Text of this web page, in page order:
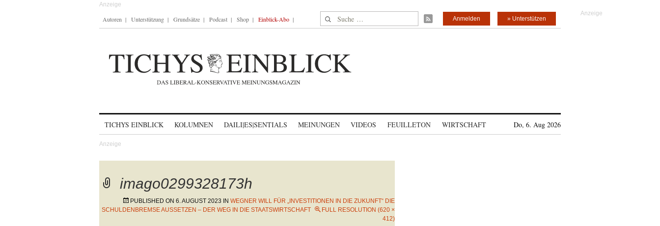
Autoren Unterstützung Grundsätze Podcast Shop Einblick-Abo Suche nach: » Unterstützen
Anmelden
TICHYS EINBLICK KOLUMNEN DAILI|ES|SENTIALS MEINUNGEN VIDEOS FEUILLETON WIRTSCHAFT Do, 6. Aug 2026
imago0299328173h
PUBLISHED ON 6. AUGUST 2023 IN WEGNER WILL FÜR „INVESTITIONEN IN DIE ZUKUNFT“ DIE
SCHULDENBREMSE AUSSETZEN – DER WEG IN DIE STAATSWIRTSCHAFT
FULL RESOLUTION (620 ×
412)